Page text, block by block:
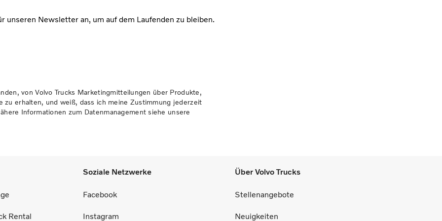
unseren Newsletter an, um auf dem Laufenden zu bleiben.
von Volvo Trucks Marketingmitteilungen über Produkte,
zu erhalten, und weiß, dass ich meine Zustimmung jederzeit
Informationen zum Datenmanagement siehe unsere
Rental
Soziale Netzwerke
Facebook
Instagram
Über Volvo Trucks
Stellenangebote
Neuigkeiten